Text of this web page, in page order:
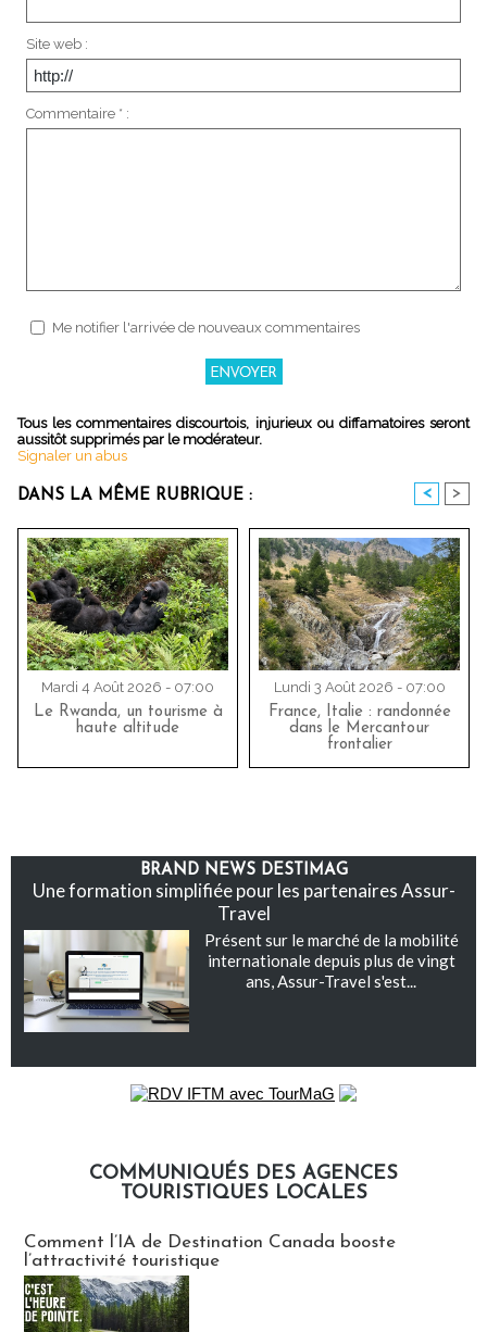
Site web :
Commentaire * :
Me notifier l'arrivée de nouveaux commentaires
Tous les commentaires discourtois, injurieux ou diffamatoires seront
aussitôt supprimés par le modérateur.
Signaler un abus
DANS LA MÊME RUBRIQUE : < >
Mardi 4 Août 2026 - 07:00
Le Rwanda, un tourisme à
haute altitude
Lundi 3 Août 2026 - 07:00
France, Italie : randonnée
dans le Mercantour
frontalier
BRAND NEWS DESTIMAG
Une formation simplifiée pour les partenaires Assur-
Travel
Présent sur le marché de la mobilité
internationale depuis plus de vingt
ans, Assur-Travel s'est...
COMMUNIQUÉS DES AGENCES
TOURISTIQUES LOCALES
Comment l’IA de Destination Canada booste
l’attractivité touristique